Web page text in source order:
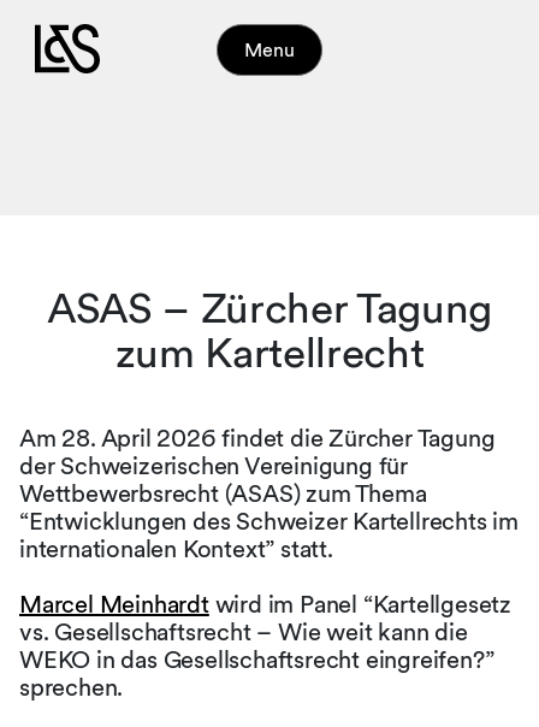
Menu
ASAS – Zürcher Tagung
zum Kartellrecht
Am 28. April 2026 findet die Zürcher Tagung
der Schweizerischen Vereinigung für
Wettbewerbsrecht (ASAS) zum Thema
“Entwicklungen des Schweizer Kartellrechts im
internationalen Kontext” statt.
Marcel Meinhardtwird im Panel “Kartellgesetz
vs. Gesellschaftsrecht – Wie weit kann die
WEKO in das Gesellschaftsrecht eingreifen?”
sprechen.